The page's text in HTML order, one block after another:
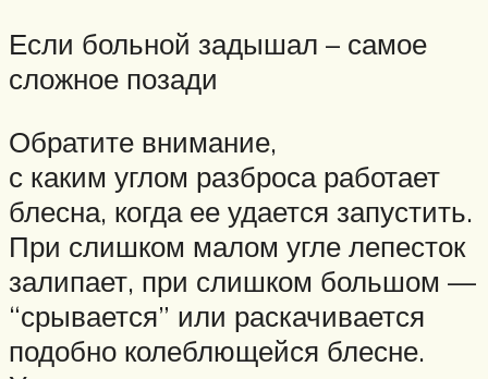
Если больной задышал – самое
сложное позади
Обратите внимание,
с каким углом разброса работает
блесна, когда ее удается запустить.
При слишком малом угле лепесток
залипает, при слишком большом —
“срывается” или раскачивается
подобно колеблющейся блесне.